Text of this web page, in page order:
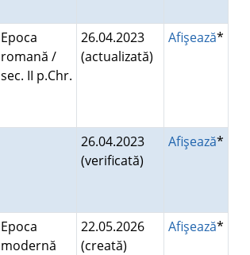
Epoca
romană /
sec. II p.Chr.
26.04.2023
(actualizată)
Afişează*
26.04.2023
(verificată)
Afişează*
Epoca
modernă
22.05.2026
(creată)
Afişează*